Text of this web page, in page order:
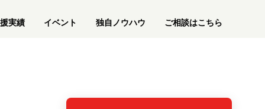
実績 イベント 独自ノウハウ ご相談はこちら